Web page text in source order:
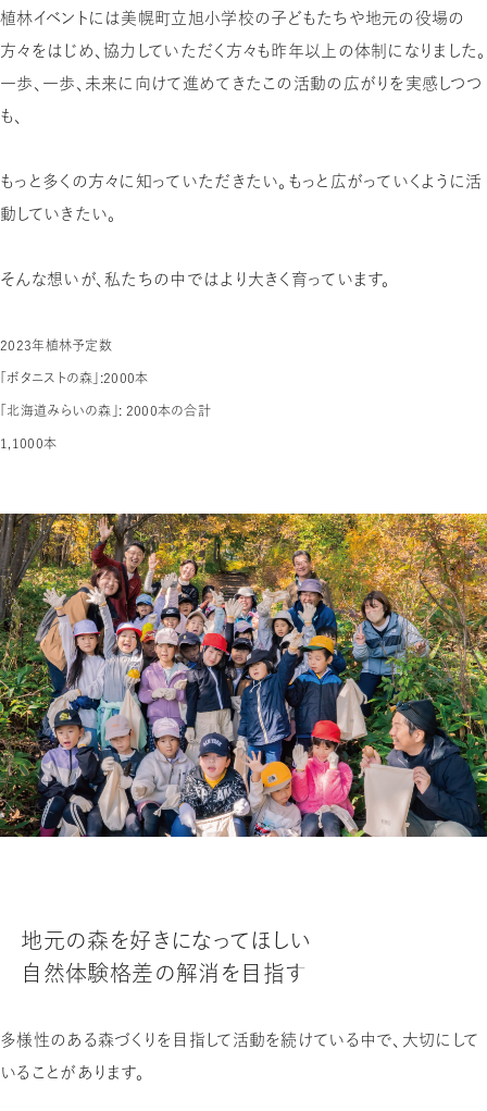
植林イベントには美幌町立旭小学校の子どもたちや地元の役場の
方々をはじめ、協力していただく方々も昨年以上の体制になりました。
一歩、一歩、未来に向けて進めてきたこの活動の広がりを実感しつつ
も、
もっと多くの方々に知っていただきたい。もっと広がっていくように活
動していきたい。
そんな想いが、私たちの中ではより大きく育っています。
2023年植林予定数
「ボタニストの森」：2000本
「北海道みらいの森」： 2000本の合計
1,1000本
地元の森を好きになってほしい
自然体験格差の解消を目指す
多様性のある森づくりを目指して活動を続けている中で、大切にして
いることがあります。